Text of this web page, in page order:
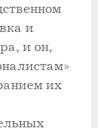
и
и он,
их